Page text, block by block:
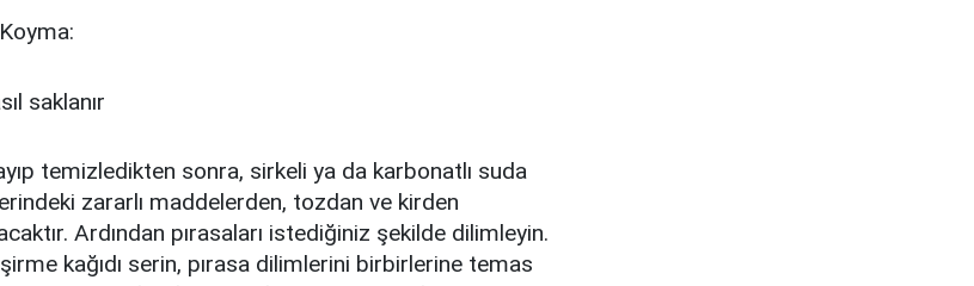
temizledikten sonra, sirkeli ya da karbonatlı suda
zararlı maddelerden, tozdan ve kirden
Ardından pırasaları istediğiniz şekilde dilimleyin.
kağıdı serin, pırasa dilimlerini birbirlerine temas